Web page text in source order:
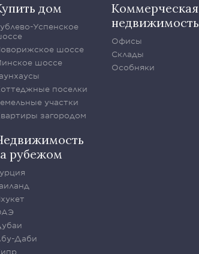
дом
Успенское
шоссе
шоссе
поселки
участки
загородом
рубежом
Даби
Коммерческая
недвижимость
Офисы
Склады
Особняки